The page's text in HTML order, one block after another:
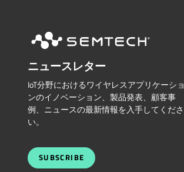
ニュースレター
IoT分野におけるワイヤレスアプリケーショ
ンのイノベーション、製品発表、顧客事
例、ニュースの最新情報を入手してくださ
い。
SUBSCRIBE